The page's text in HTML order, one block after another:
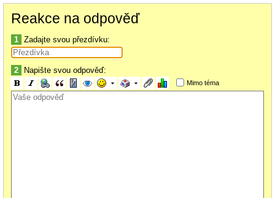
Reakce na odpověď
1 Zadajte svou přezdívku:
2 Napište svou odpověď:
Mimo téma